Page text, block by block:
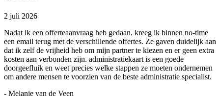
2 juli 2026
Nadat ik een offerteaanvraag heb gedaan, kreeg ik binnen no-time
een email terug met de verschillende offertes. Ze gaven duidelijk aan
dat ik zelf de vrijheid heb om mijn partner te kiezen en er geen extra
kosten aan verbonden zijn. administratiekaart is een goede
doorgeefluik en weet precies welke stappen ze moeten ondernemen
om andere mensen te voorzien van de beste administratie specialist.
- Melanie van de Veen